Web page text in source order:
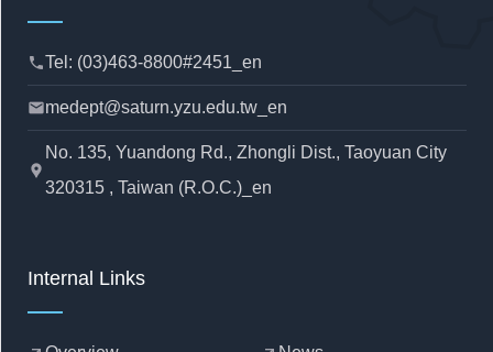
phoneTel: (03)463-8800#2451_en
mailmedept@saturn.yzu.edu.tw_en
location_pin
No. 135, Yuandong Rd., Zhongli Dist., Taoyuan City
320315 , Taiwan (R.O.C.)_en
Internal Links